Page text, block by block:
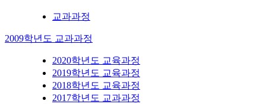
교과과정
2009학년도 교과과정
2020학년도 교육과정
2019학년도 교육과정
2018학년도 교육과정
2017학년도 교과과정